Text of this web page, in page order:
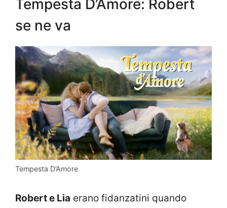
Tempesta D’Amore: Robert
se ne va
Tempesta D’Amore
Robert e Lia erano fidanzatini quando